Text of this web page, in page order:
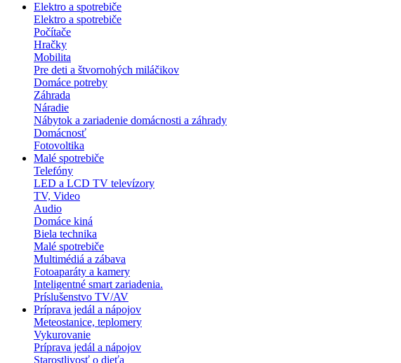
Elektro a spotrebiče
Elektro a spotrebiče
Počítače
Hračky
Mobilita
Pre deti a štvornohých miláčikov
Domáce potreby
Záhrada
Náradie
Nábytok a zariadenie domácnosti a záhrady
Domácnosť
Fotovoltika
Malé spotrebiče
Telefóny
LED a LCD TV televízory
TV, Video
Audio
Domáce kiná
Biela technika
Malé spotrebiče
Multimédiá a zábava
Fotoaparáty a kamery
Inteligentné smart zariadenia.
Príslušenstvo TV/AV
Príprava jedál a nápojov
Meteostanice, teplomery
Vykurovanie
Príprava jedál a nápojov
Starostlivosť o dieťa